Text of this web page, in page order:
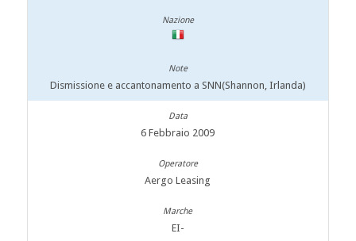
Dismissione e accantonamento a SNN(Shannon, Irlanda)
6 Febbraio 2009
Aergo Leasing
EI-